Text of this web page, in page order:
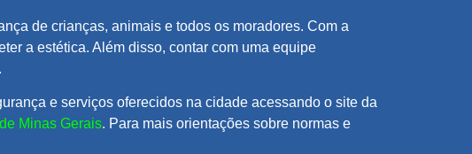
de crianças, animais e todos os moradores. Com a
a estética. Além disso, contar com uma equipe
e serviços oferecidos na cidade acessando o site da
Minas Gerais. Para mais orientações sobre normas e